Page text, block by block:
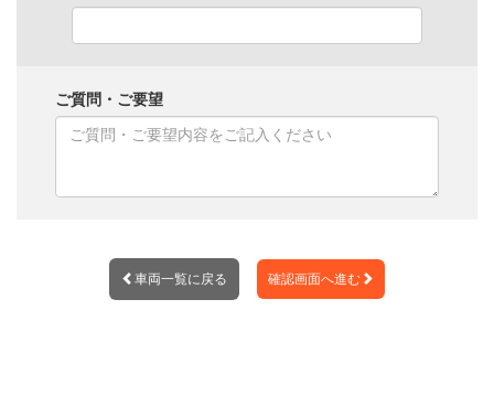
ご質問・ご要望
車両一覧に戻る 確認画面へ進む